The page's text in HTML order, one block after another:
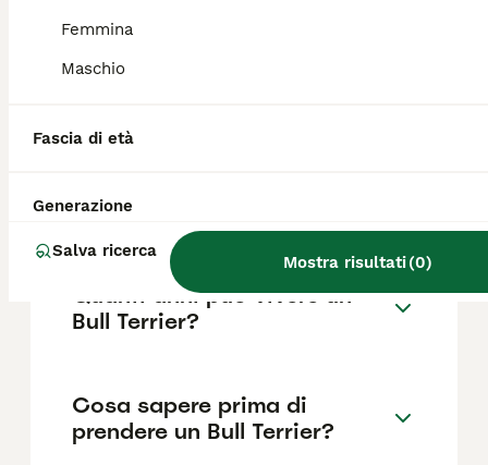
Femmina
Maschio
Fascia di età
Generazione
Salva ricerca
Mostra risultati(0)
Qual è il carattere del Bull
Terrier?
Quanti anni può vivere un
Bull Terrier?
Cosa sapere prima di
prendere un Bull Terrier?